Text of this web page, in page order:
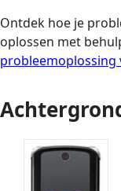
Ontdek hoe je
oplossen met
probleemoplossing